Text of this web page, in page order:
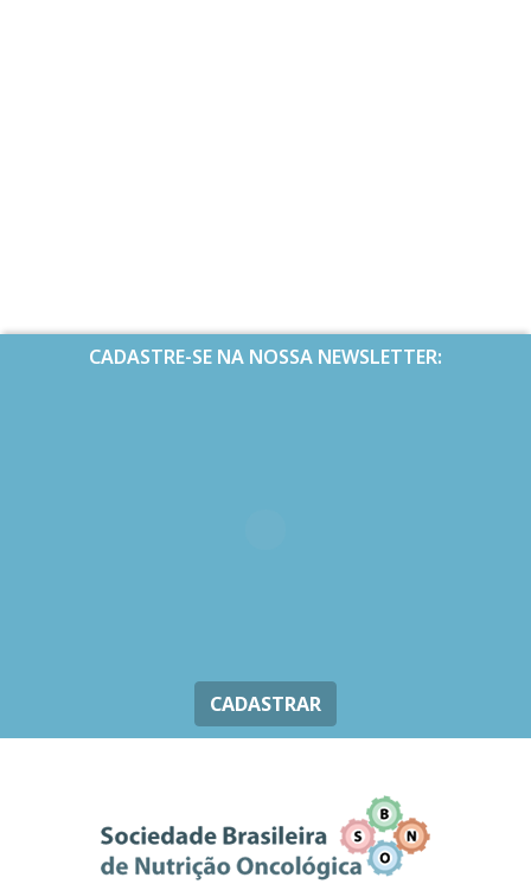
CADASTRE-SE NA NOSSA NEWSLETTER:
CADASTRAR